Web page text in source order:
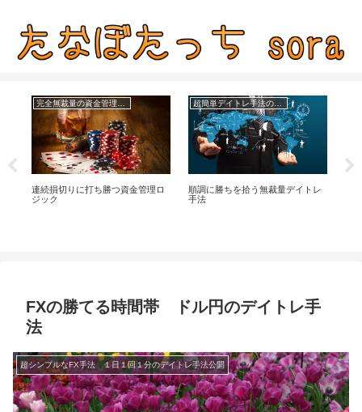
連続損切りに打ち勝つ資金管理ロ
ジック
超簡単デイトレ手法の成績
順調に勝ちを拾う無裁量デイトレ
手法
FXの勝てる時間帯 ドル円のデイトレ手
法
超シンプルなFX手法 １日１回１分のデイトレ手法公開